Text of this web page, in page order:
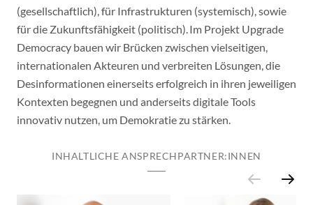
(gesellschaftlich), für Infrastrukturen (systemisch), sowie
für die Zukunftsfähigkeit (politisch). Im Projekt Upgrade
Democracy bauen wir Brücken zwischen vielseitigen,
internationalen Akteuren und verbreiten Lösungen, die
Desinformationen einerseits erfolgreich in ihren jeweiligen
Kontexten begegnen und anderseits digitale Tools
innovativ nutzen, um Demokratie zu stärken.
INHALTLICHE ANSPRECHPARTNER:INNEN